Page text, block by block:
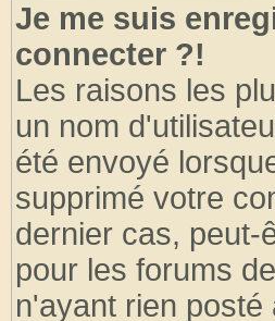
Je me suis
connecter ?!
Les raisons les
un nom
été envoyé
supprimé votre
dernier cas, peut-
pour les forums
n'ayant rien